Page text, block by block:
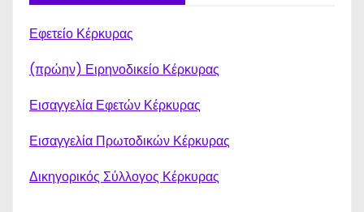
Εφετείο Κέρκυρας
(πρώην) Ειρηνοδικείο Κέρκυρας
Εισαγγελία Εφετών Κέρκυρας
Εισαγγελία Πρωτοδικών Κέρκυρας
Δικηγορικός Σύλλογος Κέρκυρας